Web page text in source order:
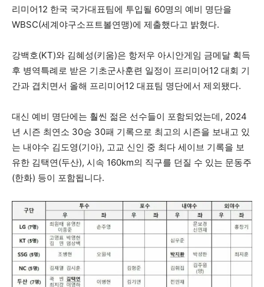
리미어12 한국 국가대표팀에 투입될 60명의 예비 명단을
WBSC(세계야구소프트볼연맹)에 제출했다고 밝혔다.
강백호(KT)와 김혜성(키움)은 항저우 아시안게임 금메달 획득
후 병역특례로 받은 기초군사훈련 일정이 프리미어12 대회 기
간과 겹치면서 올해 프리미어12 대표팀 명단에서 제외됐다.
대신 예비 명단에는 훨씬 젊은 선수들이 포함되었는데, 2024
년 시즌 최연소 30승 30패 기록으로 최고의 시즌을 보내고 있
는 내야수 김도영(기아), 고교 신인 중 최다 세이브 기록을 보
유한 김택연(두산), 시속 160km의 직구를 던질 수 있는 문동주
(한화) 등이 포함됩니다.